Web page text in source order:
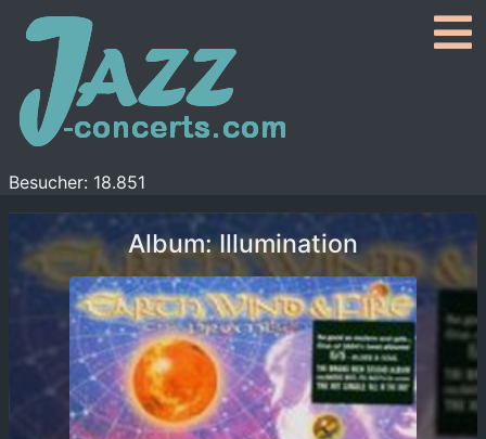
Besucher: 18.851
Album: Illumination